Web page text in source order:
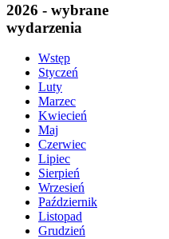
2026 - wybrane
wydarzenia
Wstęp
Styczeń
Luty
Marzec
Kwiecień
Maj
Czerwiec
Lipiec
Sierpień
Wrzesień
Październik
Listopad
Grudzień